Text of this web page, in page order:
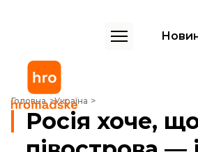
Головна Україна
Росія хоче, щоб активні кримчани їхали з
Росія хоче,